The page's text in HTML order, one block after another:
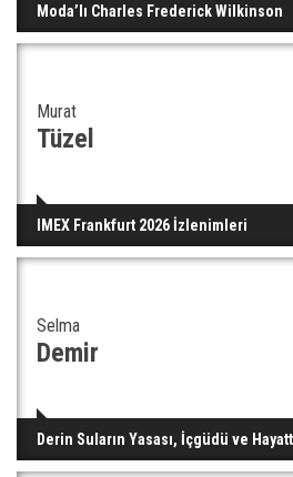
Moda’lı Charles Frederick Wilkinson
Murat
Tüzel
IMEX Frankfurt 2026 İzlenimleri
Selma
Demir
Derin Suların Yasası, İçgüdü ve